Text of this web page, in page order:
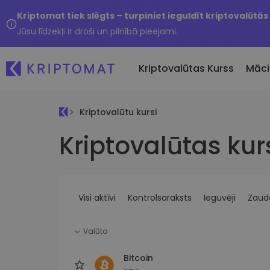
Kriptomat tiek slēgts – turpiniet ieguldīt kriptovalūtās
Jūsu līdzekļi ir droši un pilnībā pieejami.
Kriptovalūtas Kurss
Visas cenas
Vairāk nekā 300 kriptovalūtu Nesen
Pērciet vairāk nekā 300
kriptovalūtas
iespējas
Kriptovalūtu kursi
Kriptovalūtas
Visi aktīvi Kontrolsaraksts Ieguvēji
Valūta
Bitcoin